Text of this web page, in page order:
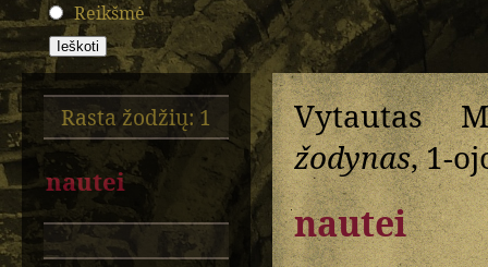
Reikšmė
Rasta žodžių: 1
nautei
Vytautas
žodynas, 1-
nautei